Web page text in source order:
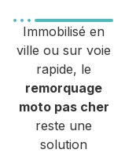
Immobilisé en
ville ou sur voie
rapide, le
remorquage
moto pas cher
reste une
solution